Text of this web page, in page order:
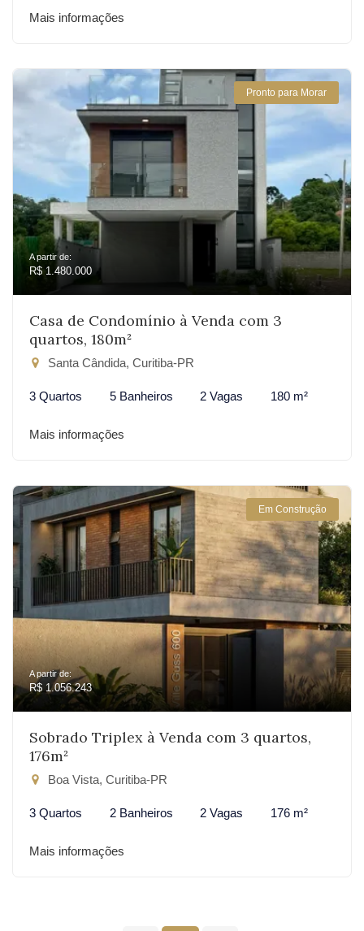
Mais informações
Pronto para Morar
A partir de:
R$ 1.480.000
Casa de Condomínio à Venda com 3
quartos, 180m²
Santa Cândida, Curitiba-PR
3 Quartos 5 Banheiros 2 Vagas 180 m²
Mais informações
Em Construção
A partir de:
R$ 1.056.243
Sobrado Triplex à Venda com 3 quartos,
176m²
Boa Vista, Curitiba-PR
3 Quartos 2 Banheiros 2 Vagas 176 m²
Mais informações